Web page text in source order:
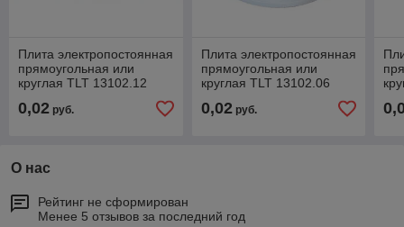
Плита электропостоянная
прямоугольная или
круглая TLT 13102.12
0,02 руб.
Плита электропостоянная
прямоугольная или
круглая TLT 13102.06
0,02руб.
О нас
Рейтинг не сформирован
Менее 5 отзывов за последний год